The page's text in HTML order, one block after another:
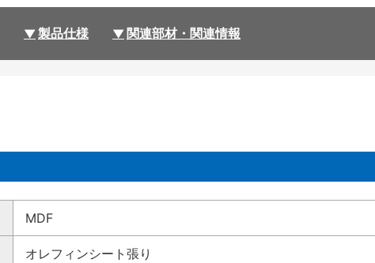
製品仕様 関連部材・関連情報
MDF
オレフィンシート張り